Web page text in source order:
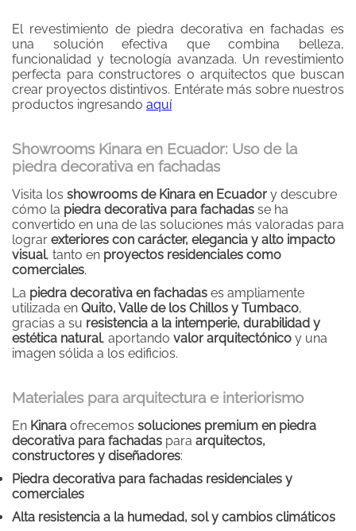
El revestimiento de piedra decorativa en fachadas es
una solución efectiva que combina belleza,
funcionalidad y tecnología avanzada. Un revestimiento
perfecta para constructores o arquitectos que buscan
crear proyectos distintivos. Entérate más sobre nuestros
productos ingresando aquí
Showrooms Kinara en Ecuador: Uso de la
piedra decorativa en fachadas
Visita los showrooms de Kinara en Ecuador y descubre
cómo la piedra decorativa para fachadas se ha
convertido en una de las soluciones más valoradas para
lograr exteriores con carácter, elegancia y alto impacto
visual, tanto en proyectos residenciales como
comerciales.
La piedra decorativa en fachadas es ampliamente
utilizada en Quito, Valle de los Chillos y Tumbaco,
gracias a su resistencia a la intemperie, durabilidad y
estética natural, aportando valor arquitectónico y una
imagen sólida a los edificios.
Materiales para arquitectura e interiorismo
En Kinara ofrecemos soluciones premium en piedra
decorativa para fachadas para arquitectos,
constructores y diseñadores:
Piedra decorativa para fachadas residenciales y
comerciales
Alta resistencia a la humedad, sol y cambios climáticos